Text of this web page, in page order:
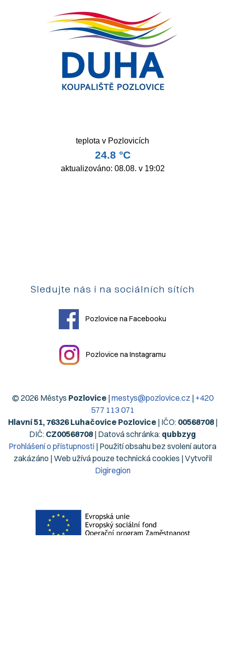
Sledujte nás i na sociálních sítích
Pozlovice na Facebooku
Pozlovice na Instagramu
© 2026 Městys Pozlovice|mestys@pozlovice.cz | +420
577 113 071
Hlavní 51, 76326 Luhačovice Pozlovice| IČO: 00568708|
DIČ: CZ00568708 | Datová schránka: qubbzyg
Prohlášení o přístupnosti | Použití obsahu bez svolení autora
zakázáno | Web užívá pouze technická cookies | Vytvořil
Digiregion